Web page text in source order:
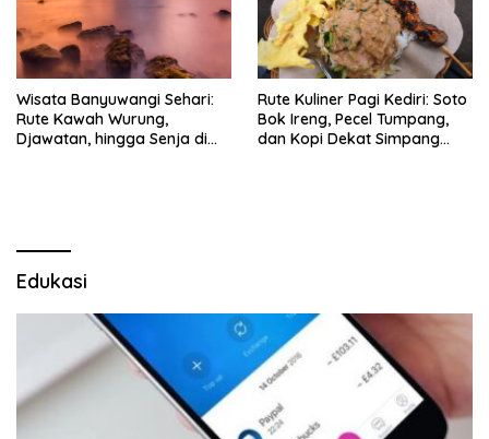
Wisata Banyuwangi Sehari:
Rute Kawah Wurung,
Djawatan, hingga Senja di
Rute Kuliner Pagi Kediri: Soto
Bok Ireng, Pecel Tumpang,
dan Kopi Dekat Simpang
Edukasi